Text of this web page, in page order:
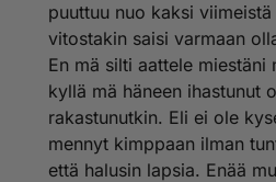
puuttuu nuo kaksi
vitostakin saisi varmaan
En mä silti aattele miestäni
kyllä mä häneen ihastunut
rakastunutkin. Eli ei ole
mennyt kimppaan ilman
että halusin lapsia. Enää